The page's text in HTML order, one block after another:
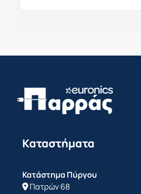
Καταστήματα
Κατάστημα Πύργου
Πατρών 68